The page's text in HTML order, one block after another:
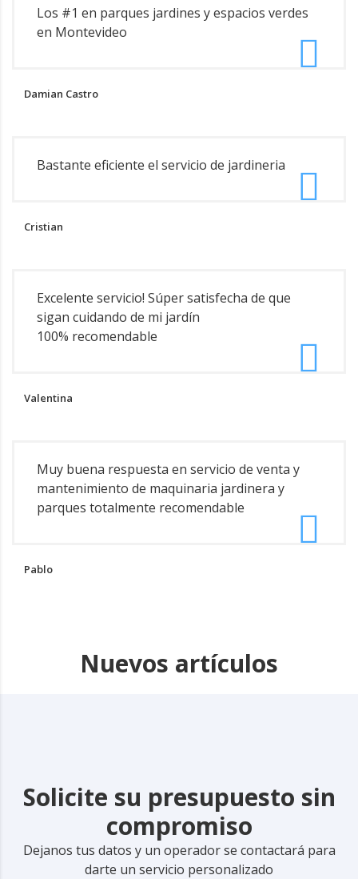
Los #1 en parques jardines y espacios verdes
en Montevideo
Damian Castro
Bastante eficiente el servicio de jardineria
Cristian
Excelente servicio! Súper satisfecha de que
sigan cuidando de mi jardín
100% recomendable
Valentina
Muy buena respuesta en servicio de venta y
mantenimiento de maquinaria jardinera y
parques totalmente recomendable
Pablo
Nuevos artículos
Solicite su presupuesto sin
compromiso
Dejanos tus datos y un operador se contactará para
darte un servicio personalizado